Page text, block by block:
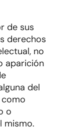
de sus
derechos
no
aparición
del
o
mismo.